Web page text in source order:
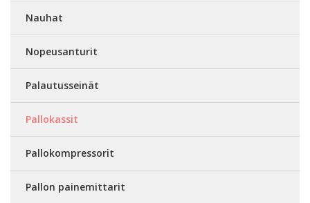
Nauhat
Nopeusanturit
Palautusseinät
Pallokassit
Pallokompressorit
Pallon painemittarit